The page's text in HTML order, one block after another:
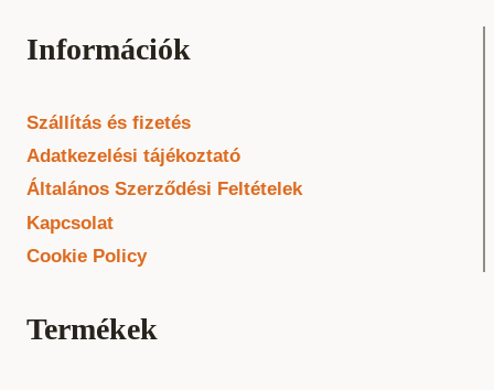
Információk
Szállítás és fizetés
Adatkezelési tájékoztató
Általános Szerződési Feltételek
Kapcsolat
Cookie Policy
Termékek